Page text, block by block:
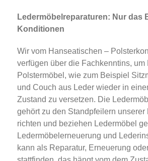
Ledermöbelreparaturen: Nur das
Konditionen
Wir vom Hanseatischen –
verfügen über die Fachkenntins, um
Polstermöbel, wie zum Beispiel
und Couch aus Leder wieder in
Zustand zu versetzen. Die
gehört zu den Standpfeilern unserer
richten und beziehen Ledermöbel
Ledermöbelerneuerung und
kann als Reparatur, Erneuerung